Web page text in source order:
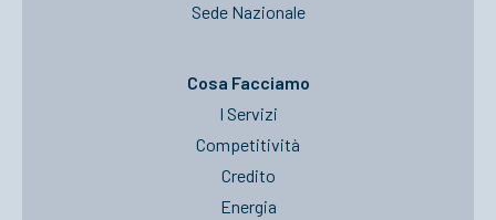
Sede Nazionale
Cosa Facciamo
I Servizi
Competitività
Credito
Energia